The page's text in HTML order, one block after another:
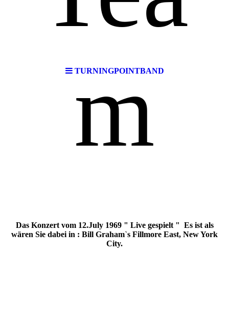
TURNINGPOINTBAND
m
Das Konzert vom 12.July 1969 " Live gespielt " Es ist als
wären Sie dabei in : Bill Graham`s Fillmore East, New York
City.